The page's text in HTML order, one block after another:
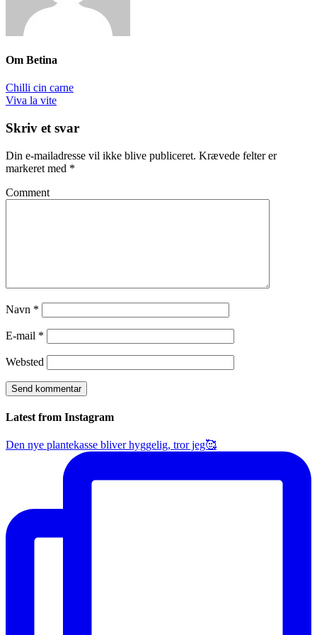
Om Betina
Chilli cin carne
Viva la vite
Skriv et svar
Din e-mailadresse vil ikke blive publiceret. Krævede felter er
markeret med *
Comment
Navn *
E-mail *
Websted
Latest from Instagram
Den nye plantekasse bliver hyggelig, tror jeg🥰